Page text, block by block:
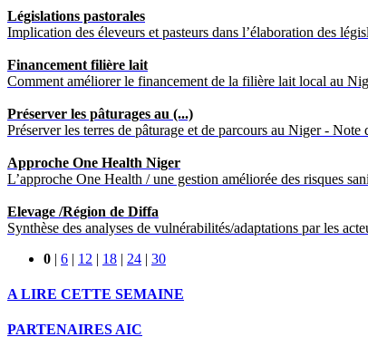
Législations pastorales
Implication des éleveurs et pasteurs dans l’élaboration des
Financement filière lait
Comment améliorer le financement de la filière lait local au
Préserver les pâturages au (...)
Préserver les terres de pâturage et de parcours au Niger -
Approche One Health Niger
L’approche One Health / une gestion améliorée des risques
Elevage /Région de Diffa
Synthèse des analyses de vulnérabilités/adaptations par les
0 | 6 | 12 | 18 | 24 | 30
A LIRE CETTE SEMAINE
PARTENAIRES AIC